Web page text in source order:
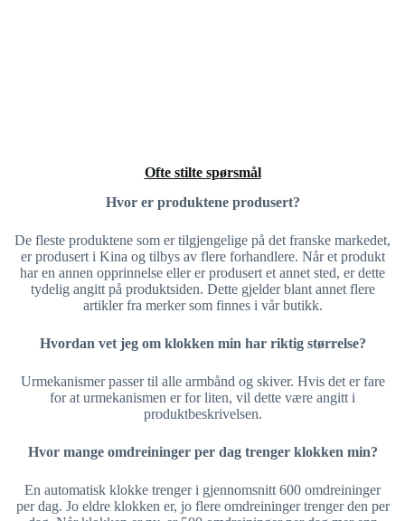
Ofte stilte spørsmål
Hvor er produktene produsert?
De fleste produktene som er tilgjengelige på det franske markedet,
er produsert i Kina og tilbys av flere forhandlere. Når et produkt
har en annen opprinnelse eller er produsert et annet sted, er dette
tydelig angitt på produktsiden. Dette gjelder blant annet flere
artikler fra merker som finnes i vår butikk.
Hvordan vet jeg om klokken min har riktig størrelse?
Urmekanismer passer til alle armbånd og skiver. Hvis det er fare
for at urmekanismen er for liten, vil dette være angitt i
produktbeskrivelsen.
Hvor mange omdreininger per dag trenger klokken min?
En automatisk klokke trenger i gjennomsnitt 600 omdreininger
per dag. Jo eldre klokken er, jo flere omdreininger trenger den per